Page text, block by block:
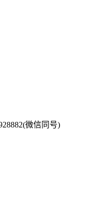
微信同号)